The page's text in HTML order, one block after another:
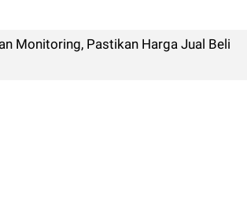
Monitoring, Pastikan Harga Jual Beli